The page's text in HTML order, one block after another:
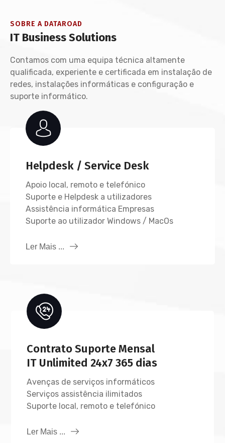
SOBRE A DATAROAD
IT Business Solutions
Contamos com uma equipa técnica altamente
qualificada, experiente e certificada em instalação de
redes, instalações informáticas e configuração e
suporte informático.
Helpdesk / Service Desk
Apoio local, remoto e telefónico
Suporte e Helpdesk a utilizadores
Assistência informática Empresas
Suporte ao utilizador Windows / MacOs
Ler Mais ...
Contrato Suporte Mensal
IT Unlimited 24x7 365 dias
Avenças de serviços informáticos
Serviços assistência ilimitados
Suporte local, remoto e telefónico
Ler Mais ...